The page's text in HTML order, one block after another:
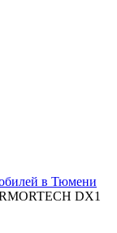
в Тюмени
DX1